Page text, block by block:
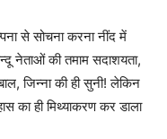
से सोचना करना नींद में
नेताओं की तमाम सदाशयता,
जिन्ना की ही सुनी! लेकिन
का ही मिथ्याकरण कर डाला